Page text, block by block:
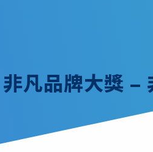
非凡品牌大獎 –